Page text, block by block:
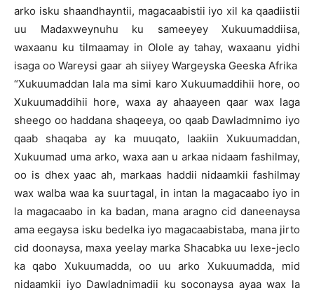
arko isku shaandhayntii, magacaabistii iyo xil ka qaadiistii
uu Madaxweynuhu ku sameeyey Xukuumaddiisa,
waxaanu ku tilmaamay in Olole ay tahay, waxaanu yidhi
isaga oo Wareysi gaar ah siiyey Wargeyska Geeska Afrika
“Xukuumaddan lala ma simi karo Xukuumaddihii hore, oo
Xukuumaddihii hore, waxa ay ahaayeen qaar wax laga
sheego oo haddana shaqeeya, oo qaab Dawladmnimo iyo
qaab shaqaba ay ka muuqato, laakiin Xukuumaddan,
Xukuumad uma arko, waxa aan u arkaa nidaam fashilmay,
oo is dhex yaac ah, markaas haddii nidaamkii fashilmay
wax walba waa ka suurtagal, in intan la magacaabo iyo in
la magacaabo in ka badan, mana aragno cid daneenaysa
ama eegaysa isku bedelka iyo magacaabistaba, mana jirto
cid doonaysa, maxa yeelay marka Shacabka uu lexe-jeclo
ka qabo Xukuumadda, oo uu arko Xukuumadda, mid
nidaamkii iyo Dawladnimadii ku soconaysa ayaa wax la